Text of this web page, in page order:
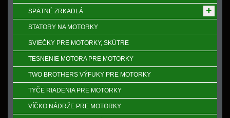
SPӒTNÉ ZRKADLÁ
STATORY NA MOTORKY
SVIEČKY PRE MOTORKY, SKÚTRE
TESNENIE MOTORA PRE MOTORKY
TWO BROTHERS VÝFUKY PRE MOTORKY
TYČE RIADENIA PRE MOTORKY
VÍČKO NÁDRŽE PRE MOTORKY